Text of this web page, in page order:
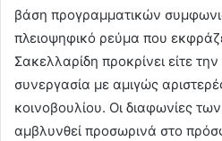
βάση προγραμματικών
πλειοψηφικό ρεύμα που
Σακελλαρίδη προκρίνει είτε
συνεργασία με αμιγώς
κοινοβουλίου. Οι διαφωνίες
αμβλυνθεί προσωρινά στο